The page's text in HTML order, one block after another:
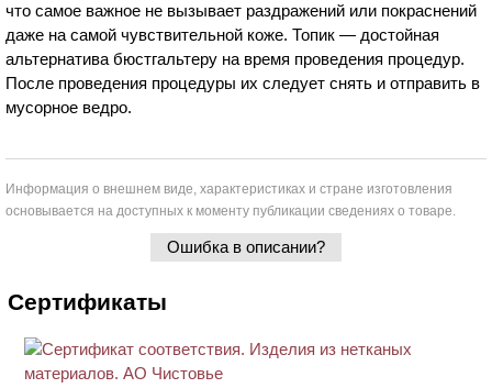
что самое важное не вызывает раздражений или покраснений
даже на самой чувствительной коже. Топик — достойная
альтернатива бюстгальтеру на время проведения процедур.
После проведения процедуры их следует снять и отправить в
мусорное ведро.
Информация о внешнем виде, характеристиках и стране изготовления
основывается на доступных к моменту публикации сведениях о товаре.
Ошибка в описании?
Сертификаты